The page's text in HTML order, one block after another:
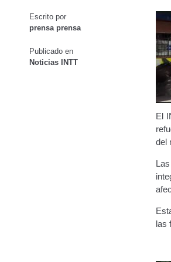
Oficinas a Nivel Nacional
Otorgamiento de la Certificación
Pago Electrónico de Trámites en
Registro Original de Licencia
Registro Original de Licencia
Registro Original Particulares,
Tarifa por Concepto de Guarda y
Escrito por
prensa prensa
Publicado en
Noticias INTT
El
del
las